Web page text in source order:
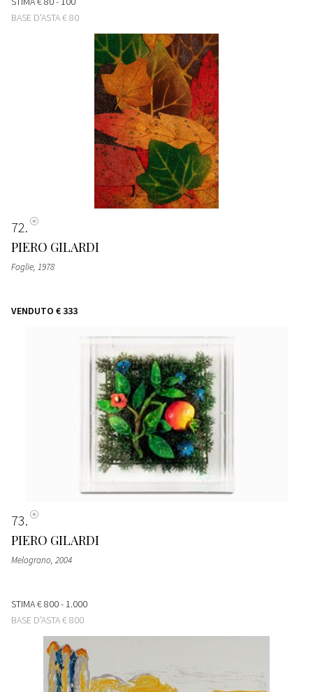
BASE D'ASTA€ 80
72
PIERO GILARDI
Foglie, 1978
VENDUTO € 333
73
PIERO GILARDI
Melograno, 2004
STIMA€ 800 - 1.000
BASE D'ASTA€ 800